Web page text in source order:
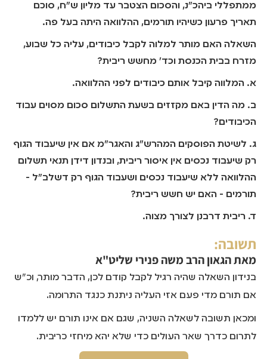
ממתפללי ביהכ"נ, והסכום הצטבר עד מליון ש"ח, סוכם
תאריך פרעון כשיהיו תורמים, ההלוואה היתה בעל פה.
השאלה האם מותר למלוה לקבל כיבודים, עליה כל שבוע,
מזרח בבית הכנסת וכד' מחשש ריבית?
א. המלווה קיבל אותם כיבודים לפני ההלוואה.
ב. מה הדין באם מקזזים בשעת התשלום סכום מסוים עבוד
הכיבודים?
ג. לשיטת הפוסקים המהרש"ג והאגר"מ אם אין שיעבוד הגוף
רק שיעבוד נכסים אין איסור ריבית, ובנדון דידן תנאי תשלום
ההלוואה ללא שיעבוד נכסים ושעבוד הגוף רק דשלב"ל -
תורמים - האם יש חשש ריבית?
ד. ריבית דרבנן לצורך מצוה.
תשובה:
מאתהגאון הרב משה פנירי שליט"א
בנידון השאלה שהיה רגיל לקבל קודם לכן, הדבר מותר, וכ"ש
אם תורם מדי פעם אזי העליה ניתנת כנגד התרומה.
ומכאן תשובה לשאלה השניה, שגם אם אינו תורם יש ללמדו
לתרום כדרך שאר העולים כדי שלא יהא מיחזי כריבית.